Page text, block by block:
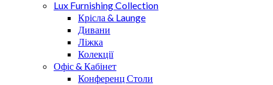
Lux Furnishing Collection
Крісла & Launge
Дивани
Ліжка
Колекції
Офіс & Кабінет
Конференц Столи